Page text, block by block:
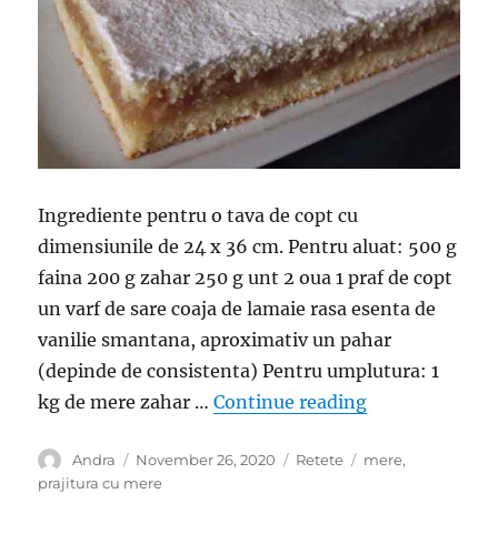
Ingrediente pentru o tava de copt cu
dimensiunile de 24 x 36 cm. Pentru aluat: 500 g
faina 200 g zahar 250 g unt 2 oua 1 praf de copt
un varf de sare coaja de lamaie rasa esenta de
vanilie smantana, aproximativ un pahar
(depinde de consistenta) Pentru umplutura: 1
kg de mere zahar …Continue reading“Placinta cu
Author
Andra
Posted
on
November 26, 2020 Categories
Retete Tags
mere,
prajitura cu mere